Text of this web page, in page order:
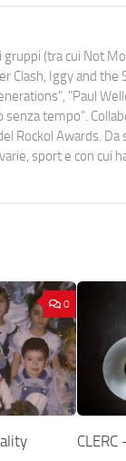
(tra cui Not
Clash, Iggy and the
"Paul
tempo".
Rockol Awards.
sport e con cui
0